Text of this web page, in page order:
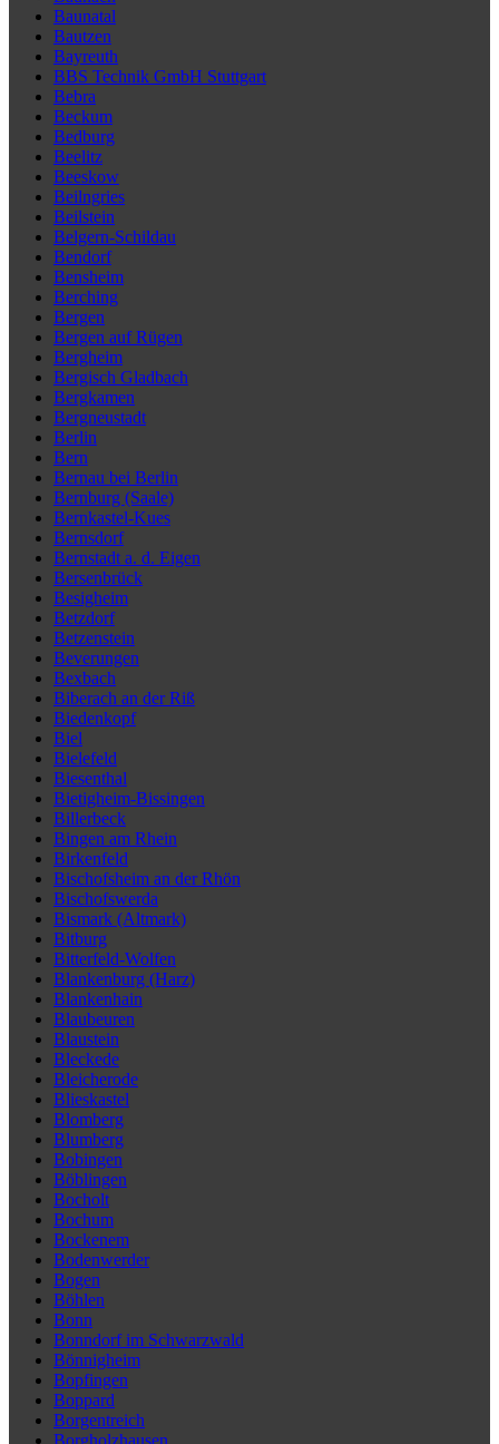
Baunatal
Bautzen
Bayreuth
BBS Technik GmbH Stuttgart
Bebra
Beckum
Bedburg
Beelitz
Beeskow
Beilngries
Beilstein
Belgern-Schildau
Bendorf
Bensheim
Berching
Bergen
Bergen auf Rügen
Bergheim
Bergisch Gladbach
Bergkamen
Bergneustadt
Berlin
Bern
Bernau bei Berlin
Bernburg (Saale)
Bernkastel-Kues
Bernsdorf
Bernstadt a. d. Eigen
Bersenbrück
Besigheim
Betzdorf
Betzenstein
Beverungen
Bexbach
Biberach an der Riß
Biedenkopf
Biel
Bielefeld
Biesenthal
Bietigheim-Bissingen
Billerbeck
Bingen am Rhein
Birkenfeld
Bischofsheim an der Rhön
Bischofswerda
Bismark (Altmark)
Bitburg
Bitterfeld-Wolfen
Blankenburg (Harz)
Blankenhain
Blaubeuren
Blaustein
Bleckede
Bleicherode
Blieskastel
Blomberg
Blumberg
Bobingen
Böblingen
Bocholt
Bochum
Bockenem
Bodenwerder
Bogen
Böhlen
Bonn
Bonndorf im Schwarzwald
Bönnigheim
Bopfingen
Boppard
Borgentreich